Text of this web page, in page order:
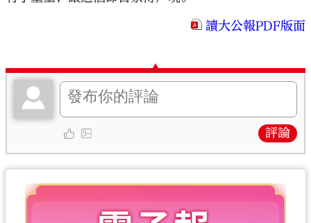
讀大公報PDF版面
評論